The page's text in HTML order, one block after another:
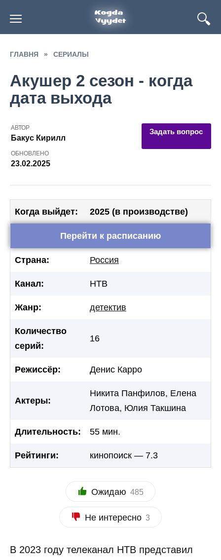
содержанию
ГЛАВНЯ » СЕРИАЛЫ
Акушер 2 сезон - когда
дата выхода
АВТОР
Бакус Кирилл
Задать вопрос
ОБНОВЛЕНО
23.02.2025
Когда выйдет: 2025 (в производстве)
Перейти к расписанию
Страна: Россия
Канал: НТВ
Жанр: детектив
Количество
серий:
16
Режиссёр: Денис Карро
Актеры:
Никита Панфилов, Елена
Лотова, Юлия Такшина
Длительность: 55 мин.
Рейтинги: кинопоиск — 7.3
Ожидаю 485
Не интересно 3
В 2023 году телеканал НТВ представил